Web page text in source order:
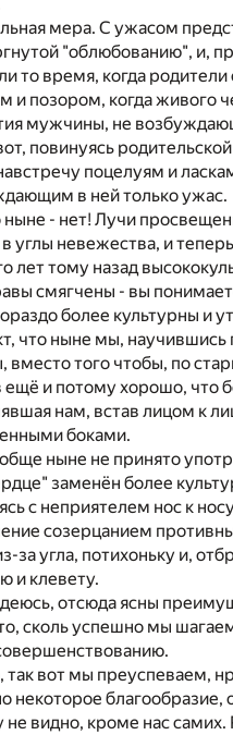
мера. С ужасом
"облюбованию", и,
то время, когда
и позором, когда живого
мужчины, не
повинуясь
поцелуям и
в ней только ужас.
- нет! Лучи
в углы невежества, и
лет тому назад
смягчены - вы
более культурны и
что ныне мы,
вместо того чтобы, по
ещё и потому хорошо, что
нам, встав лицом к
боками.
ныне не принято
заменён более
с неприятелем нос к
созерцанием
за угла, потихоньку и,
и клевету.
отсюда ясны
сколь успешно мы
так вот мы преуспеваем,
некоторое благообразие,
не видно, кроме нас